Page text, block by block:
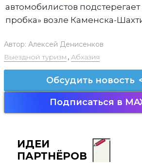
автомобилистов подстерегает
пробка» возле Каменска-
Автор: Алексей Денисенков
Выездной туризм , Абхазия
Обсудить новость
Подписаться в
ИДЕИ
ПАРТНЁРОВ